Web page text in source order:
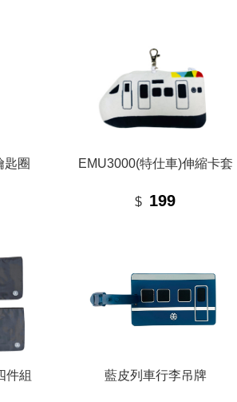
匙圈 EMU3000(特仕車)伸縮卡套
$ 199
件組 藍皮列車行李吊牌